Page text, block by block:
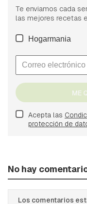
Te enviamos cada
las mejores recetas
Hogarmania
ME
Acepta las
protección de
No hay
Los comentarios